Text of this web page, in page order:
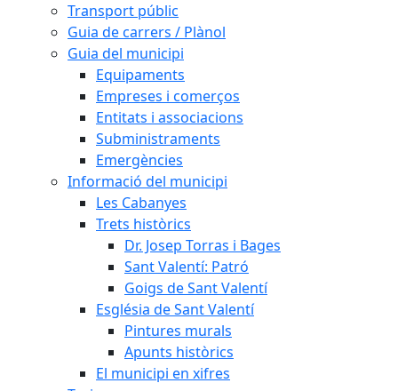
Transport públic
Guia de carrers / Plànol
Guia del municipi
Equipaments
Empreses i comerços
Entitats i associacions
Subministraments
Emergències
Informació del municipi
Les Cabanyes
Trets històrics
Dr. Josep Torras i Bages
Sant Valentí: Patró
Goigs de Sant Valentí
Església de Sant Valentí
Pintures murals
Apunts històrics
El municipi en xifres